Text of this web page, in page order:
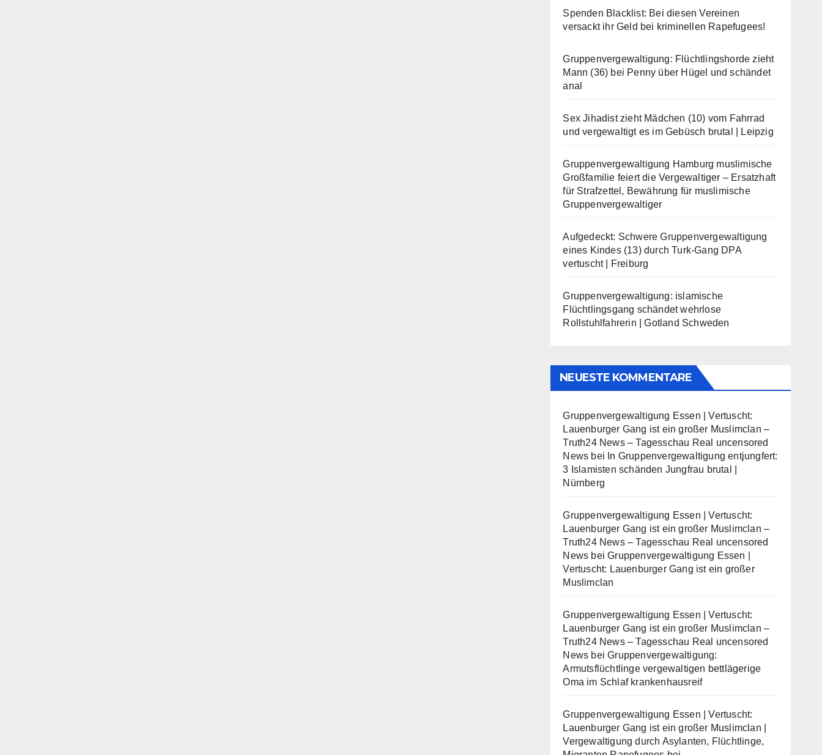
Spenden Blacklist: Bei diesen Vereinen
versackt ihr Geld bei kriminellen Rapefugees!
Gruppenvergewaltigung: Flüchtlingshorde zieht
Mann (36) bei Penny über Hügel und schändet
anal
Sex Jihadist zieht Mädchen (10) vom Fahrrad
und vergewaltigt es im Gebüsch brutal | Leipzig
Gruppenvergewaltigung Hamburg muslimische
Großfamilie feiert die Vergewaltiger – Ersatzhaft
für Strafzettel, Bewährung für muslimische
Gruppenvergewaltiger
Aufgedeckt: Schwere Gruppenvergewaltigung
eines Kindes (13) durch Turk-Gang DPA
vertuscht | Freiburg
Gruppenvergewaltigung: islamische
Flüchtlingsgang schändet wehrlose
Rollstuhlfahrerin | Gotland Schweden
NEUESTE KOMMENTARE
Gruppenvergewaltigung Essen | Vertuscht:
Lauenburger Gang ist ein großer Muslimclan –
Truth24 News – Tagesschau Real uncensored
News bei In Gruppenvergewaltigung entjungfert:
3 Islamisten schänden Jungfrau brutal |
Nürnberg
Gruppenvergewaltigung Essen | Vertuscht:
Lauenburger Gang ist ein großer Muslimclan –
Truth24 News – Tagesschau Real uncensored
News beiGruppenvergewaltigung Essen |
Vertuscht: Lauenburger Gang ist ein großer
Muslimclan
Gruppenvergewaltigung Essen | Vertuscht:
Lauenburger Gang ist ein großer Muslimclan –
Truth24 News – Tagesschau Real uncensored
News beiGruppenvergewaltigung:
Armutsflüchtlinge vergewaltigen bettlägerige
Oma im Schlaf krankenhausreif
Gruppenvergewaltigung Essen | Vertuscht:
Lauenburger Gang ist ein großer Muslimclan |
Vergewaltigung durch Asylanten, Flüchtlinge,